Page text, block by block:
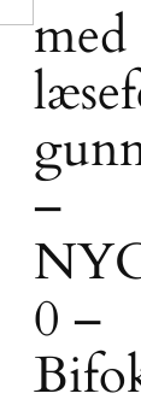
med
–
0 –